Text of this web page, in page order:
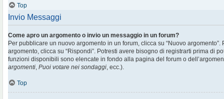
Top
Invio Messaggi
Come apro un argomento o invio un messaggio in un forum?
Per pubblicare un nuovo argomento in un forum, clicca su “Nuovo
argomento, clicca su “Rispondi”. Potresti avere bisogno di registrarti prima di
funzioni disponibili sono elencate in fondo alla pagina del forum o
argomenti, Puoi votare nei sondaggi, ecc.).
Top